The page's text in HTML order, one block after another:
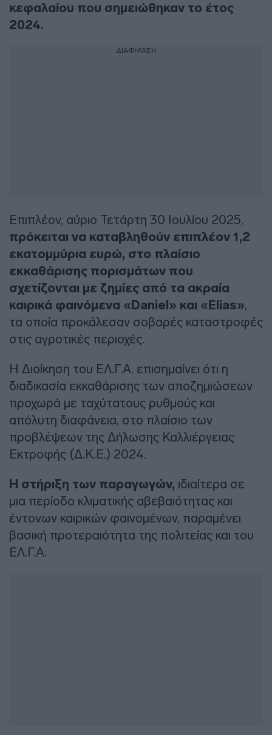
κεφαλαίου που σημειώθηκαν το έτος
2024.
ΔΙΑΦΗΜΙΣΗ
Επιπλέον, αύριο Τετάρτη 30 Ιουλίου 2025,
πρόκειται να καταβληθούν επιπλέον 1,2
εκατομμύρια ευρώ, στο πλαίσιο
εκκαθάρισης πορισμάτων που
σχετίζονται με ζημίες από τα ακραία
καιρικά φαινόμενα «Daniel» και «Elias»,
τα οποία προκάλεσαν σοβαρές καταστροφές
στις αγροτικές περιοχές.
Η Διοίκηση του ΕΛ.Γ.Α. επισημαίνει ότι η
διαδικασία εκκαθάρισης των αποζημιώσεων
προχωρά με ταχύτατους ρυθμούς και
απόλυτη διαφάνεια, στο πλαίσιο των
προβλέψεων της Δήλωσης Καλλιέργειας
Εκτροφής (Δ.Κ.Ε.) 2024.
Η στήριξη των παραγωγών, ιδιαίτερα σε
μια περίοδο κλιματικής αβεβαιότητας και
έντονων καιρικών φαινομένων, παραμένει
βασική προτεραιότητα της πολιτείας και του
ΕΛ.Γ.Α.